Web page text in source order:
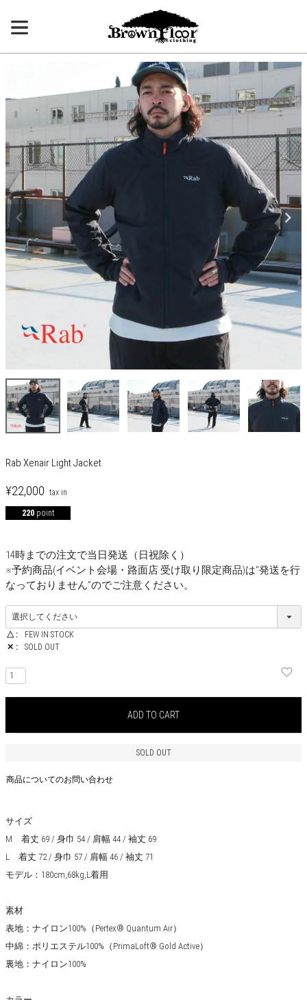
Rab Xenair Light Jacket
¥22,000
220 point
14時までの注文で当日発送（日祝除く）
※予約商品(イベント会場・路面店 受け取り限定商品)は“発送を行
なっておりません”のでご注意ください。
△
FEW IN STOCK
✕
SOLD OUT
ADD TO CART
SOLD OUT
商品についてのお問い合わせ
サイズ
M 着丈 69 / 身巾 54 / 肩幅 44 / 袖丈 69
L 着丈 72 / 身巾 57 / 肩幅 46 / 袖丈 71
モデル：180cm,68kg,L着用
素材
表地：ナイロン100%（Pertex® Quantum Air）
中綿：ポリエステル100%（PrimaLoft® Gold Active）
裏地：ナイロン100%